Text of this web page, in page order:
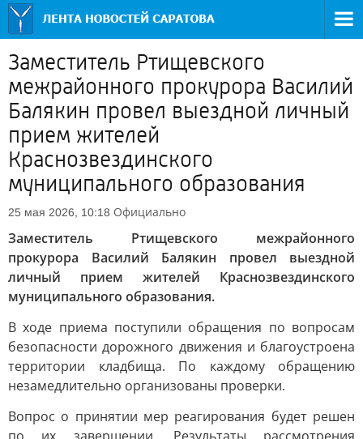
Заместитель Ртищевского
межрайонного прокурора Василий
Балякин провел выездной личный
прием жителей
Краснозвездинского
муниципального образования
25 мая 2026, 10:18 Официально
Заместитель Ртищевского межрайонного
прокурора Василий Балякин провел выездной
личный прием жителей Краснозвездинского
муниципального образования.
В ходе приема поступили обращения по вопросам
безопасности дорожного движения и благоустроена
территории кладбища. По каждому обращению
незамедлительно организованы проверки.
Вопрос о принятии мер реагирования будет решен